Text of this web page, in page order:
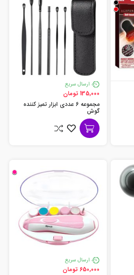
ارسال سریع
135,000 تومان
مجموعه 6 عددی ابزار تمیز کننده
گوش
ارسال سریع
650,000 تومان